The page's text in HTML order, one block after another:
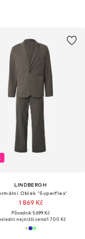
LINDBERGH
Oblek 'Superflex'
1 869 Kč
Původně: 5 699 Kč
nejnižší cena:1 700 Kč